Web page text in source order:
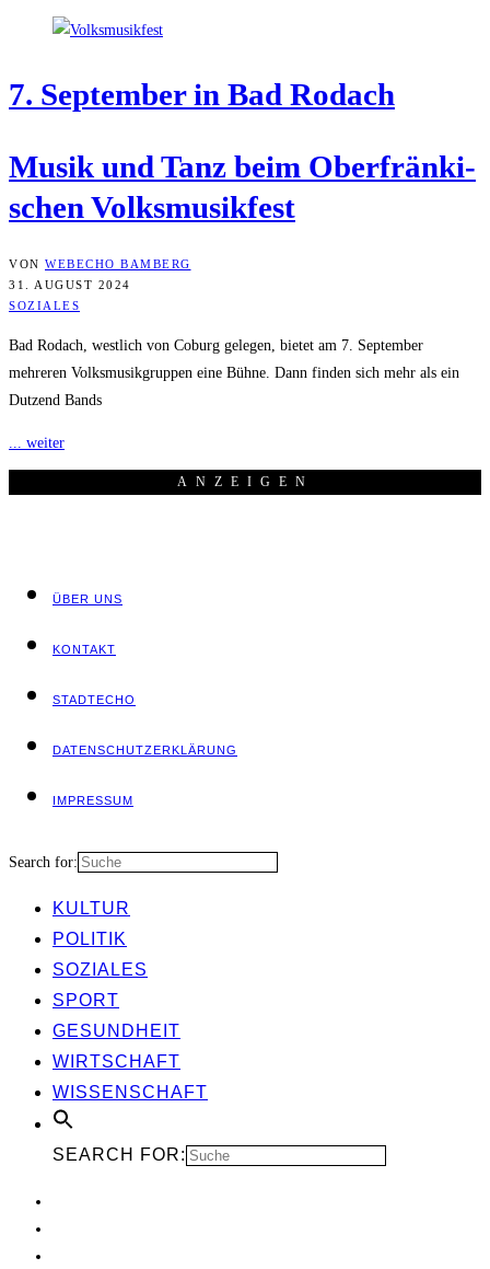
7. Sep­tem­ber in Bad Rodach
Musik und Tanz beim Ober­frän­ki­
schen Volksmusikfest
VON WEBECHO BAMBERG
31. AUGUST 2024
SOZIALES
Bad Rodach, westlich von Coburg gelegen, bietet am 7. September
mehreren Volksmusikgruppen eine Bühne. Dann finden sich mehr als ein
Dutzend Bands
... weiter
ANZEI­GEN
ÜBER UNS
KON­TAKT
STADT­ECHO
DATEN­SCHUTZ­ER­KLÄ­RUNG
IMPRES­SUM
Search for:
KUL­TUR
POLI­TIK
SOZIA­LES
SPORT
GESUND­HEIT
WIRT­SCHAFT
WIS­SEN­SCHAFT
SEARCH FOR: